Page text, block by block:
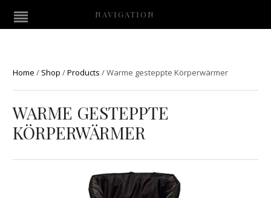
NAVIGATION
Home / Shop /Products /Warme gesteppte Körperwärmer
WARME GESTEPPTE
KÖRPERWÄRMER